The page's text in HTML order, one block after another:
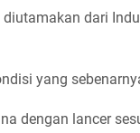
dari
yang
dengan lancer